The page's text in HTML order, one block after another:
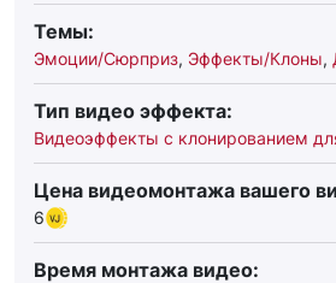
Темы:
Эмоции/Сюрприз, Эффекты/Клоны,
Тип видео эффекта:
Видеоэффекты с клонированием
Цена видеомонтажа вашего
6
Время монтажа видео: